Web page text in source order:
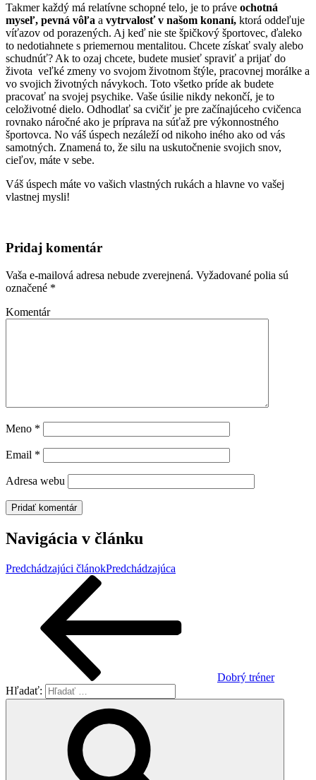
Takmer každý má relatívne schopné telo, je to práve ochotná
myseľ, pevná vôľa a vytrvalosť v našom konaní, ktorá oddeľuje
víťazov od porazených. Aj keď nie ste špičkový športovec, ďaleko
to nedotiahnete s priemernou mentalitou. Chcete získať svaly alebo
schudnúť? Ak to ozaj chcete, budete musieť spraviť a prijať do
života veľké zmeny vo svojom životnom štýle, pracovnej morálke a
vo svojich životných návykoch. Toto všetko príde ak budete
pracovať na svojej psychike. Vaše úsilie nikdy nekončí, je to
celoživotné dielo. Odhodlať sa cvičiť je pre začínajúceho cvičenca
rovnako náročné ako je príprava na súťaž pre výkonnostného
športovca. No váš úspech nezáleží od nikoho iného ako od vás
samotných. Znamená to, že silu na uskutočnenie svojich snov,
cieľov, máte v sebe.
Váš úspech máte vo vašich vlastných rukách a hlavne vo vašej
vlastnej mysli!
Pridaj komentár
Vaša e-mailová adresa nebude zverejnená. Vyžadované polia sú
označené *
Komentár
Meno *
Email *
Adresa webu
Navigácia v článku
Predchádzajúci článokPredchádzajúca
Dobrý tréner
Hľadať: